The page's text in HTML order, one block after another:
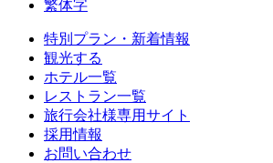
繁体字
特別プラン・新着情報
観光する
ホテル一覧
レストラン一覧
旅行会社様専用サイト
採用情報
お問い合わせ